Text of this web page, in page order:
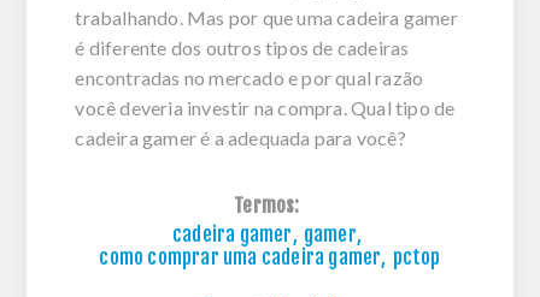
trabalhando. Mas por que uma cadeira gamer
é diferente dos outros tipos de cadeiras
encontradas no mercado e por qual razão
você deveria investir na compra. Qual tipo de
cadeira gamer é a adequada para você?
Termos:
cadeira gamer, gamer,
como comprar uma cadeira gamer, pctop